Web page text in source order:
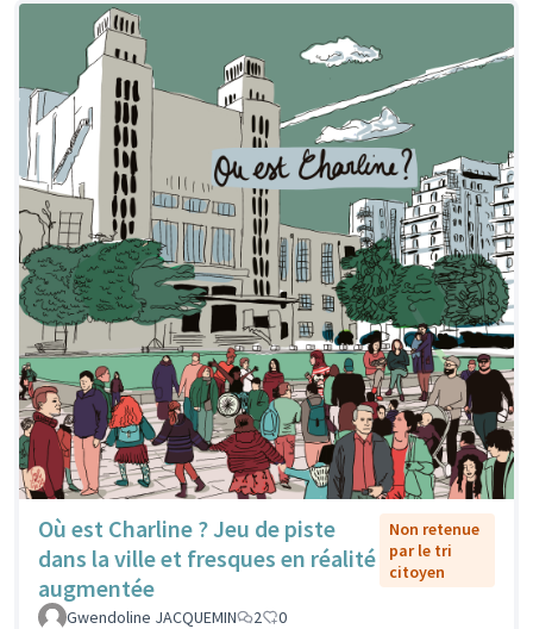
Où est Charline ? Jeu de piste
dans la ville et fresques en réalité
augmentée
Non retenue
par le tri
citoyen
Gwendoline JACQUEMIN 2 0